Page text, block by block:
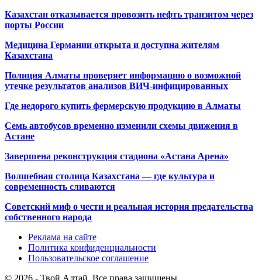
Казахстан отказывается провозить нефть транзитом через
порты России
Медицина Германии открыта и доступна жителям
Казахстана
Полиция Алматы проверяет информацию о возможной
утечке результатов анализов ВИЧ-инфицированных
Где недорого купить фермерскую продукцию в Алматы
Семь автобусов временно изменили схемы движения в
Астане
Завершена реконструкция стадиона «Астана Арена»
Волшебная столица Казахстана — где культура и
современность сливаются
Советский миф о чести и реальная история предательства
собственного народа
Реклама на сайте
Политика конфиденциальности
Пользовательское соглашение
© 2026 - Твой Алтай. Все права защищены.